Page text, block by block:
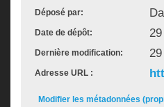
Déposé par:
Date de dépôt:
Dernière modification:
Adresse URL :
Modifier les métadonnées